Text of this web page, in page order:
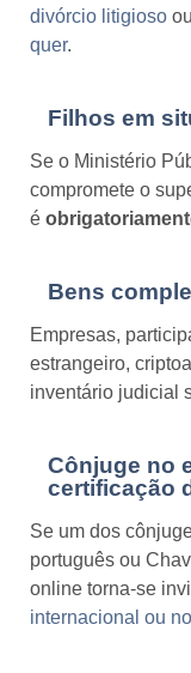
divórcio litigioso ou
quer.
Filhos em
Se o Ministério
compromete o
é
Bens
Empresas,
estrangeiro,
inventário judicial
Cônjuge no
certificação
Se um dos
português ou
online torna-se
internacional ou